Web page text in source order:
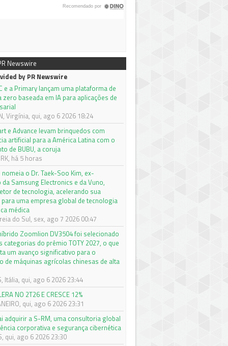
Newswire
by PR Newswire
e a Primary lançam uma plataforma de
zero baseada em IA para aplicações de
Virgínia, qui, ago 6 2026 18:24
e Advance levam brinquedos com
artificial para a América Latina com o
de BUBU, a coruja
há 5 horas
nomeia o Dr. Taek-Soo Kim, ex-
da Samsung Electronics e da Vuno,
de tecnologia, acelerando sua
uma empresa global de tecnologia
médica
do Sul, sex, ago 7 2026 00:47
Zoomlion DV3504 foi selecionado
categorias do prêmio TOTY 2027, o que
um avanço significativo para o
de máquinas agrícolas chinesas de alta
Itália, qui, ago 6 2026 23:44
NO 2T26 E CRESCE 12%
qui, ago 6 2026 23:31
adquirir a S-RM, uma consultoria global
corporativa e segurança cibernética
qui, ago 6 2026 23:30